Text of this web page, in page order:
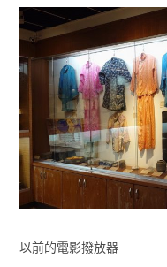
以前的電影撥放器